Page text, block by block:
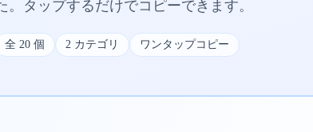
。タップするだけでコピーできます。
全 20個 2カテゴリ ワンタップコピー